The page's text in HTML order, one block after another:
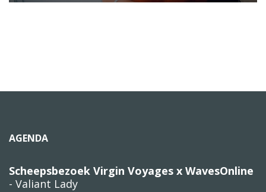
AGENDA
Scheepsbezoek Virgin Voyages x WavesOnline
- Valiant Lady